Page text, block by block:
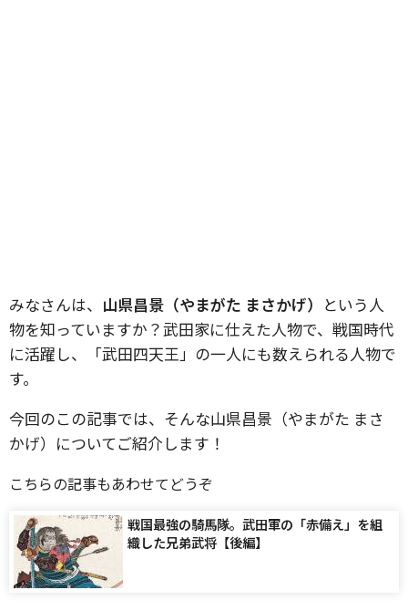
みなさんは、 山県昌景（やまがた まさかげ） という人
物を知っていますか？武田家に仕えた人物で、戦国時代
に活躍し、「武田四天王」の一人にも数えられる人物で
す。
今回のこの記事では、そんな山県昌景（やまがた まさ
かげ）についてご紹介します！
こちらの記事もあわせてどうぞ
戦国最強の騎馬隊。武田軍の「赤備え」を組
織した兄弟武将【後編】